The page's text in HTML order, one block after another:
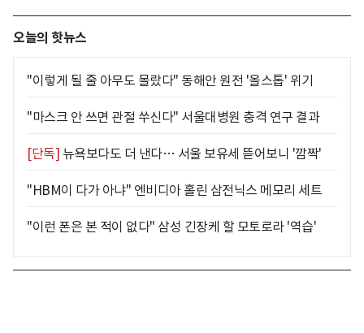
오늘의 핫뉴스
"이렇게 될 줄 아무도 몰랐다" 동해안 원전 '올스톱' 위기
"마스크 안 쓰면 관절 쑤신다" 서울대병원 충격 연구 결과
[단독] 뉴욕보다도 더 낸다… 서울 보유세 뜯어보니 '깜짝'
"HBM이 다가 아냐" 엔비디아 홀린 삼전닉스 메모리 세트
"이런 폰은 본 적이 없다" 삼성 긴장케 할 모토로라 '역습'